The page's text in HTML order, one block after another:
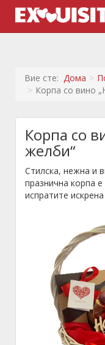
Вие сте: Дома
Корпа со вино
Корпа со
желби“
Стилска, нежна и
празнична корпа
испратите